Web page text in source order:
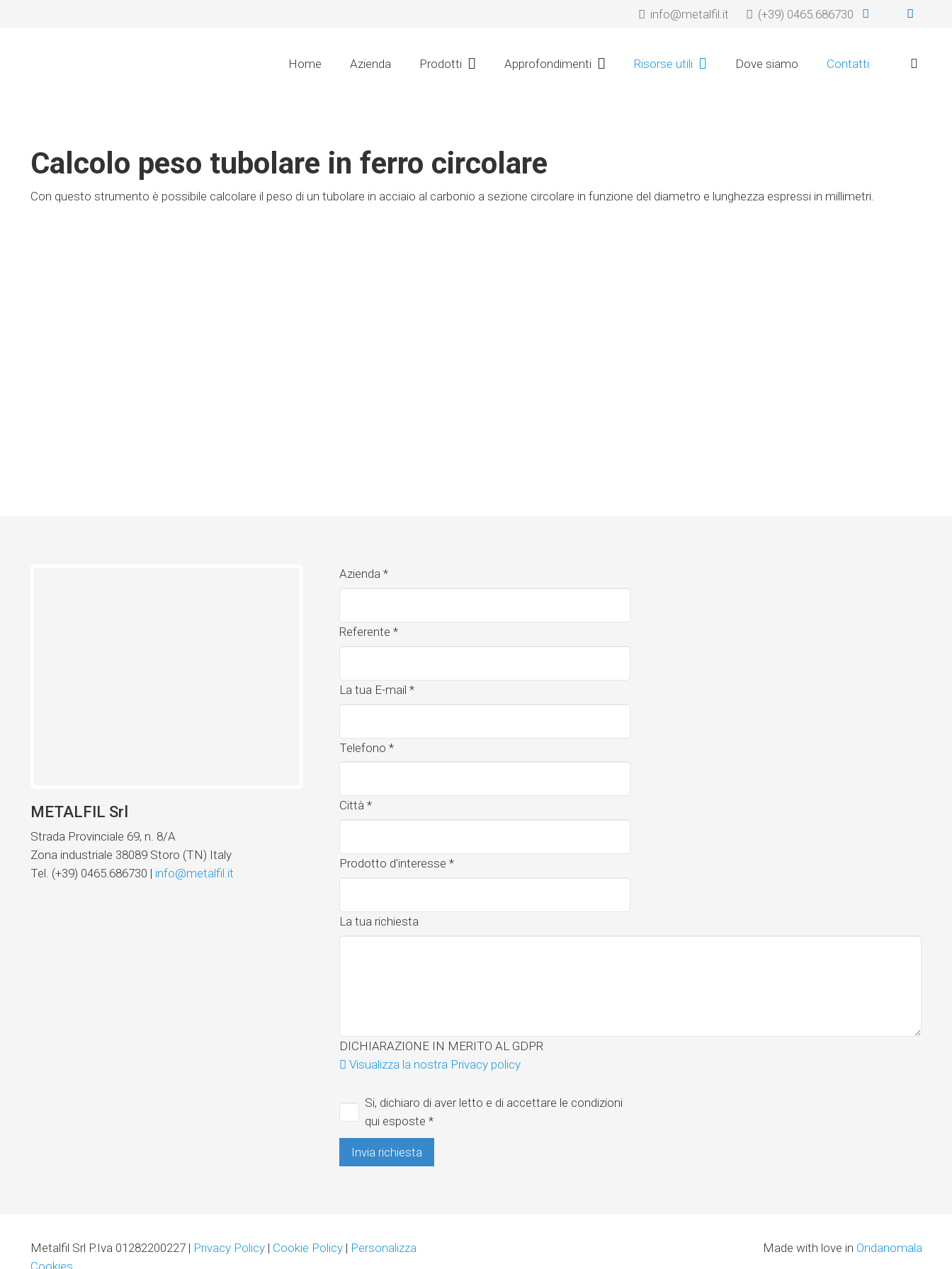
info@metalfil.it (+39) 0465.686730
Home Azienda Prodotti Approfondimenti Risorse utili Dove siamo Contatti
Calcolo peso tubolare in ferro circolare
Con questo strumento è possibile calcolare il peso di un tubolare in acciaio al carbonio a sezione circolare in funzione del diametro e lunghezza espressi in millimetri.
METALFIL Srl
Strada Provinciale 69, n. 8/A
Zona industriale 38089 Storo (TN) Italy
Tel. (+39) 0465.686730 | info@metalfil.it
Azienda*
Referente*
La tua E-mail*
Telefono*
Città*
Prodotto d'interesse*
La tua richiesta
DICHIARAZIONE IN MERITO AL GDPR
Visualizza la nostra Privacy policy
Si, dichiaro di aver letto e di accettare le condizioni
qui esposte*
Metalfil Srl P.Iva 01282200227 | Privacy Policy| Cookie Policy| Personalizza
Cookies
Made with love in Ondanomala